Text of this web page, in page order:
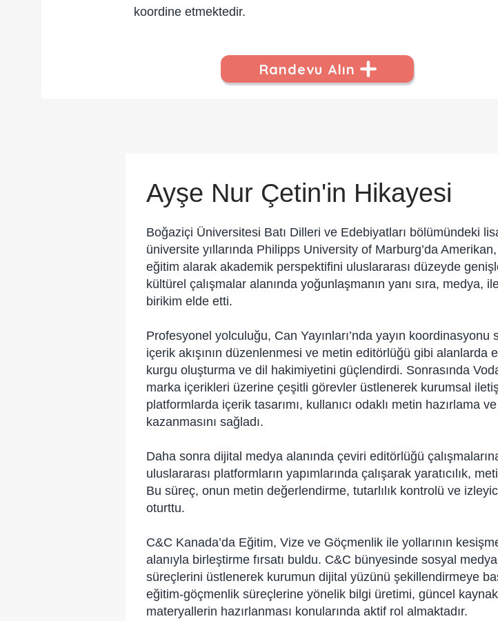
koordine etmektedir.
Randevu Alın
Ayşe Nur Çetin'in Hikayesi
Boğaziçi Üniversitesi Batı Dilleri ve Edebiyatları bölümündeki
üniversite yıllarında Philipps University of Marburg’da
eğitim alarak akademik perspektifini uluslararası düzeyde
kültürel çalışmalar alanında yoğunlaşmanın yanı sıra,
birikim elde etti.
Profesyonel yolculuğu, Can Yayınları’nda yayın koordinasyonu
içerik akışının düzenlenmesi ve metin editörlüğü gibi alanlarda
kurgu oluşturma ve dil hakimiyetini güçlendirdi. Sonrasında
marka içerikleri üzerine çeşitli görevler üstlenerek kurumsal
platformlarda içerik tasarımı, kullanıcı odaklı metin
kazanmasını sağladı.
Daha sonra dijital medya alanında çeviri editörlüğü
uluslararası platformların yapımlarında çalışarak yaratıcılık,
Bu süreç, onun metin değerlendirme, tutarlılık kontrolü ve
oturttu.
C&C Kanada’da Eğitim, Vize ve Göçmenlik ile yollarının
alanıyla birleştirme fırsatı buldu. C&C bünyesinde sosyal
süreçlerini üstlenerek kurumun dijital yüzünü şekillendirmeye
eğitim-göçmenlik süreçlerine yönelik bilgi üretimi, güncel
materyallerin hazırlanması konularında aktif rol almaktadır.